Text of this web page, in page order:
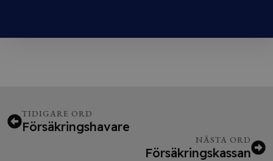
TIDIGARE ORD
Försäkringshavare
NÄSTA ORD
Försäkringskassan